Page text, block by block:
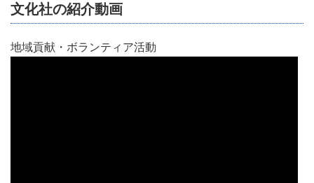
文化社の紹介動画
地域貢献・ボランティア活動